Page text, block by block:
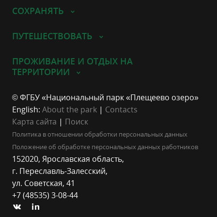
СОХРАНЯТЬ
ПУТЕШЕСТВОВАТЬ
ПРОЖИВАНИЕ И ОТДЫХ НА
ТЕРРИТОРИИ
© ФГБУ «Национальный парк «Плещеево озеро»
English: About the park | Contacts
Карта сайта | Поиск
Политика в отношении обработки персональных данных
Положение об обработке персональных данных работников
152020, Ярославская область,
г. Переславль-Залесский,
ул. Советская, 41
+7 (48535) 3-08-44